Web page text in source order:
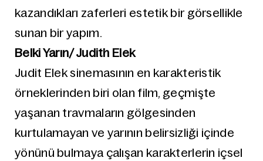
kazandıkları zaferleri estetik bir görsellikle
sunan bir yapım.
Belki Yarın/ Judith Elek
Judit Elek sinemasının en karakteristik
örneklerinden biri olan film, geçmişte
yaşanan travmaların gölgesinden
kurtulamayan ve yarının belirsizliği içinde
yönünü bulmaya çalışan karakterlerin içsel